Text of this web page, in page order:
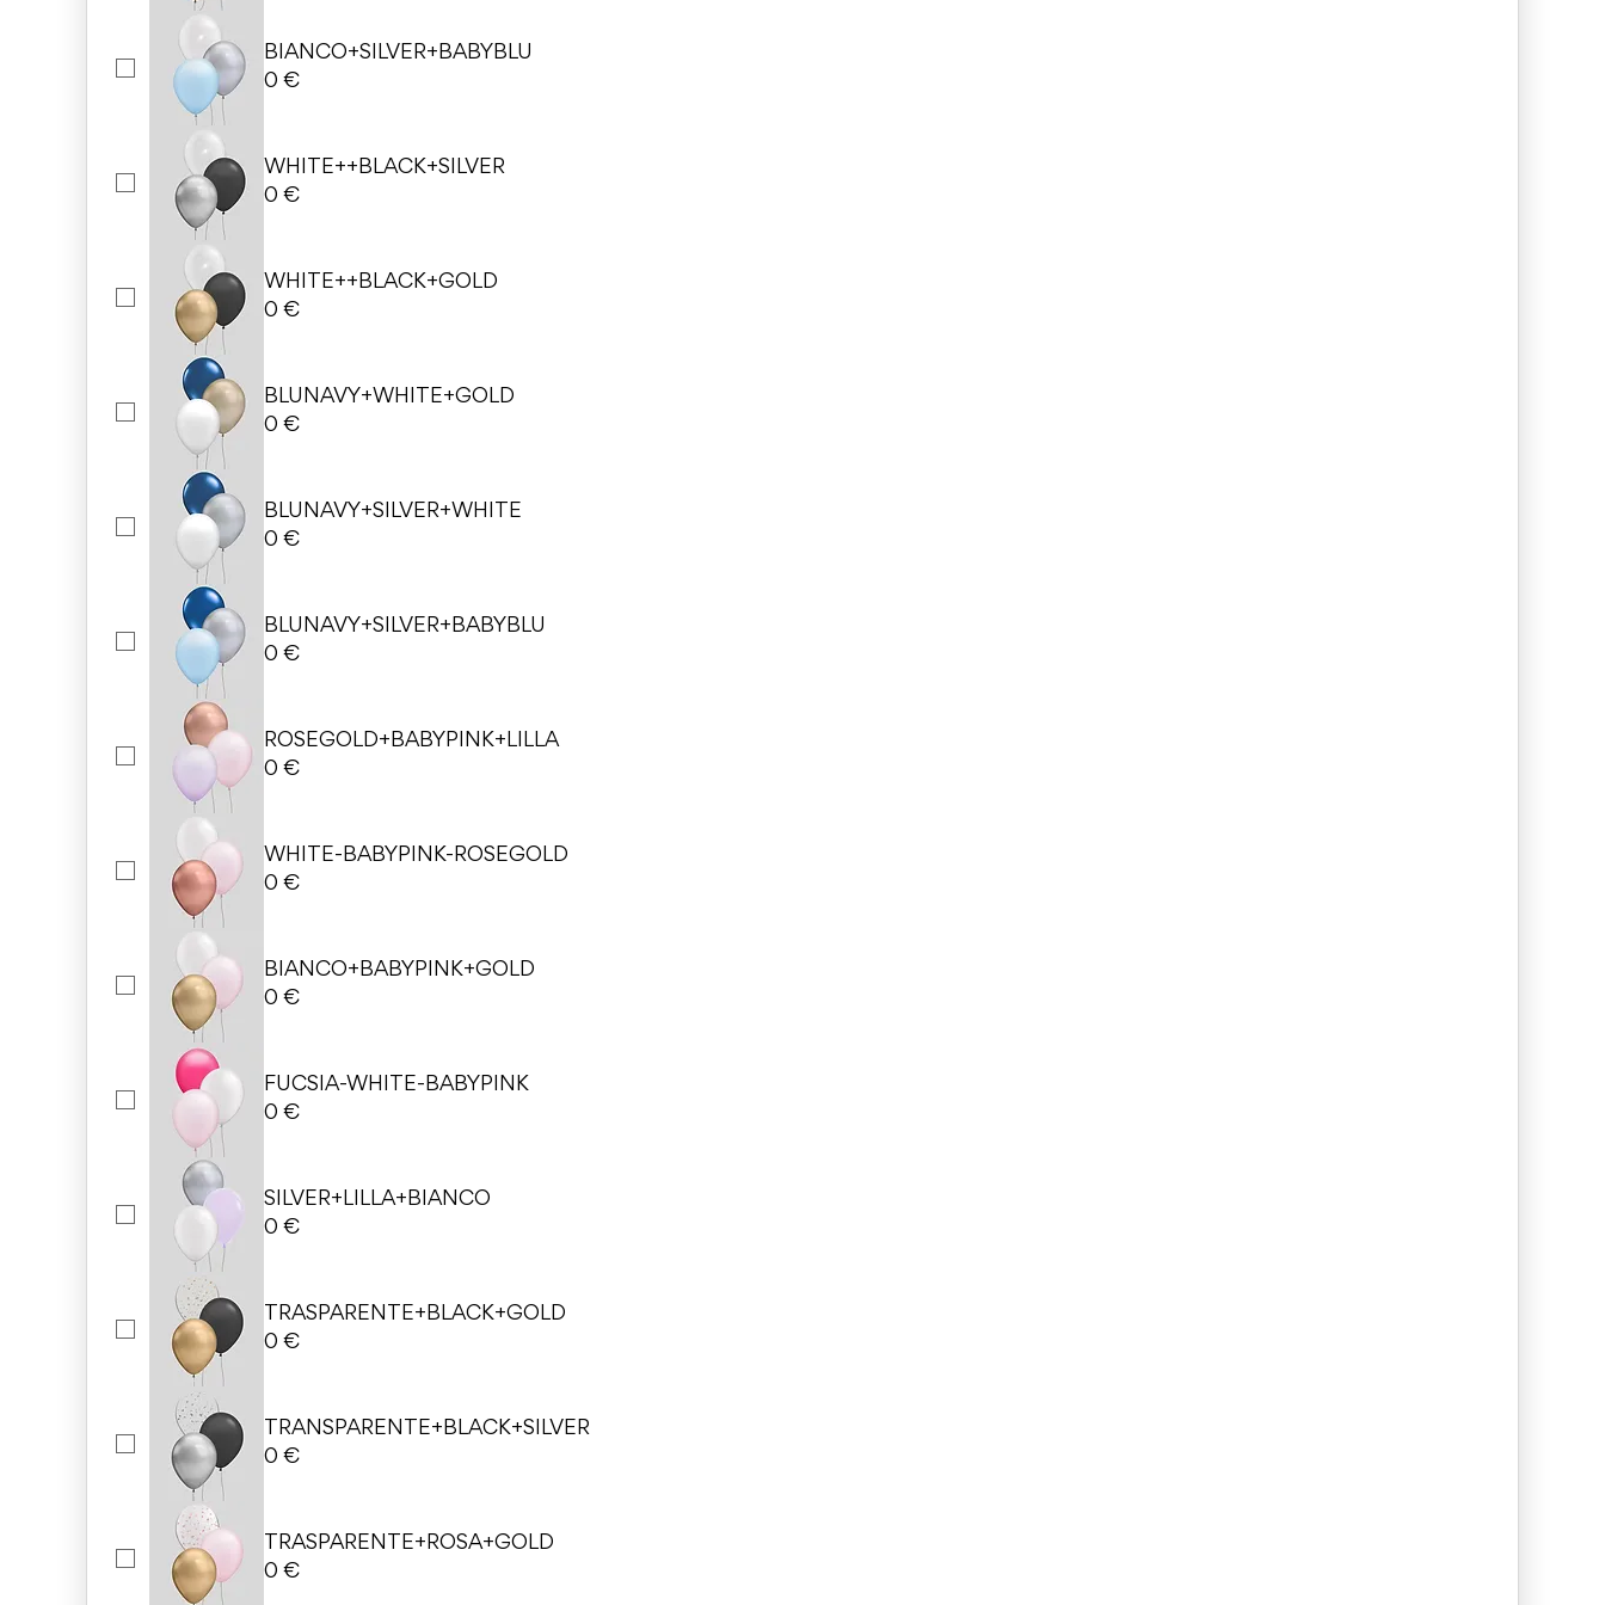
BIANCO+SILVER+BABYBLU
0 €
WHITE++BLACK+SILVER
0 €
WHITE++BLACK+GOLD
0 €
BLUNAVY+WHITE+GOLD
0 €
BLUNAVY+SILVER+WHITE
0 €
BLUNAVY+SILVER+BABYBLU
0 €
ROSEGOLD+BABYPINK+LILLA
0 €
WHITE-BABYPINK-ROSEGOLD
0 €
BIANCO+BABYPINK+GOLD
0 €
FUCSIA-WHITE-BABYPINK
0 €
SILVER+LILLA+BIANCO
0 €
TRASPARENTE+BLACK+GOLD
0 €
TRANSPARENTE+BLACK+SILVER
0 €
TRASPARENTE+ROSA+GOLD
0 €